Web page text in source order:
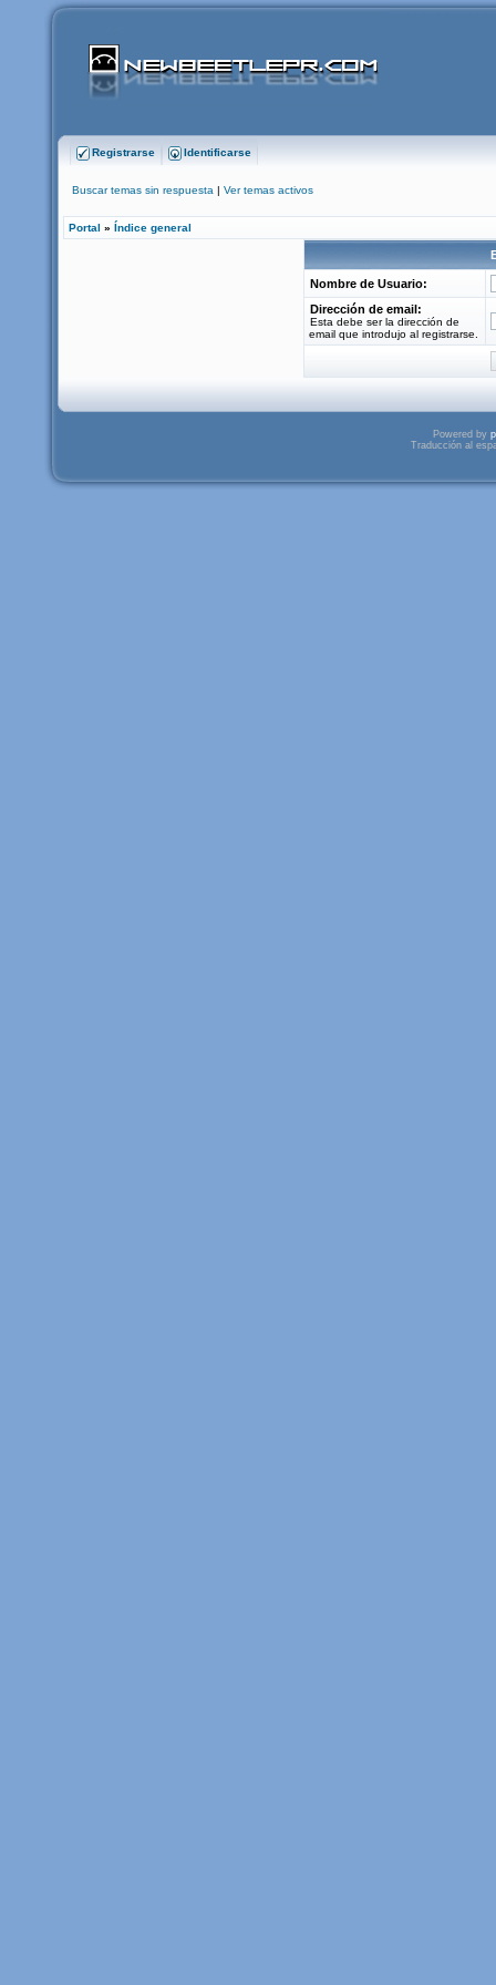
Registrarse Identificarse
Buscar temas sin respuesta | Ver temas activos
Portal » Índice general
Nombre de Usuario:
Dirección de email:
Esta debe ser la dirección de
email que introdujo al registrarse.
Powered by
Traducción al